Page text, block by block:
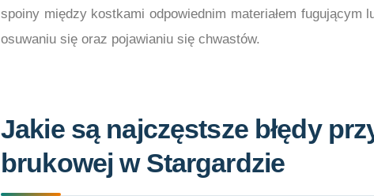
spoiny między kostkami odpowiednim materiałem
osuwaniu się oraz pojawianiu się chwastów.
Jakie są najczęstsze błędy
brukowej w Stargardzie